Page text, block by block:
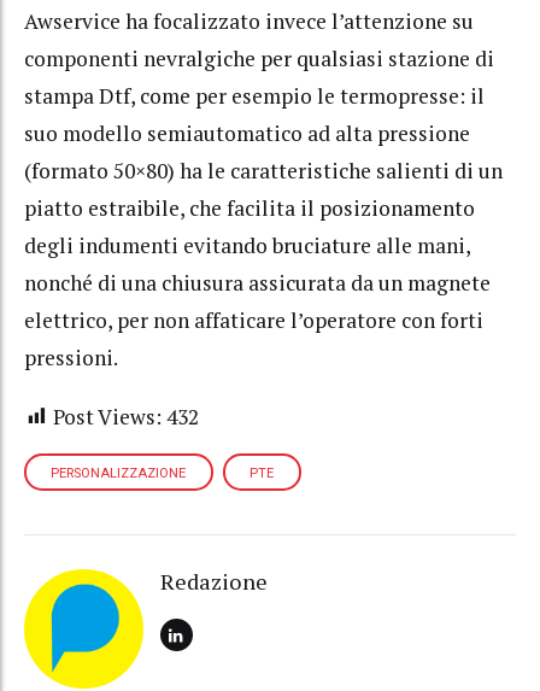
Awservice ha focalizzato invece l’attenzione su
componenti nevralgiche per qualsiasi stazione di
stampa Dtf, come per esempio le termopresse: il
suo modello semiautomatico ad alta pressione
(formato 50×80) ha le caratteristiche salienti di un
piatto estraibile, che facilita il posizionamento
degli indumenti evitando bruciature alle mani,
nonché di una chiusura assicurata da un magnete
elettrico, per non affaticare l’operatore con forti
pressioni.
Post Views: 432
PERSONALIZZAZIONE PTE
Redazione